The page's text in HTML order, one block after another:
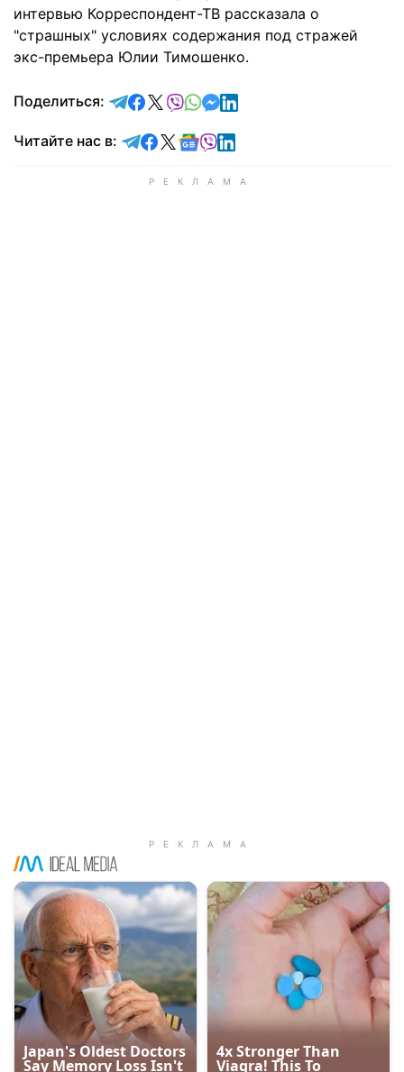
интервью Корреспондент-ТВ рассказала о
"страшных" условиях содержания под стражей
экс-премьера Юлии Тимошенко.
Поделиться: отправить в Telegram
поделиться в Facebook
поделиться в X
отправить в Viber
отправить в Whatsapp
отправить в Messenger
отправить в LinkedIn
Читайте нас в: Читайте в Telegram
Читайте в Facebook
Читайте в X
Читайте в Google news
Читайте в Viber
Читайте в LinkedIn